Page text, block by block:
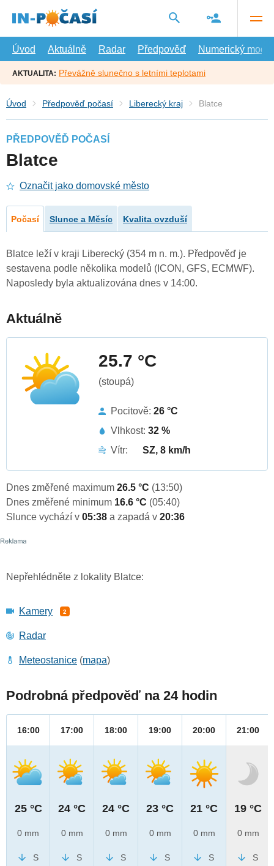
hlavní
Úvod
Aktuálně Radar Předpověď Numerický model
AKTUALITA: Převážně slunečno s letními teplotami
Úvod Předpověď počasí Liberecký kraj Blatce
PŘEDPOVĚĎ POČASÍ
Blatce
Označit jako domovské město
Počasí Slunce a Měsíc Kvalita ovzduší
Blatce leží v kraji Liberecký (354 m n. m.). Předpověď je
sestavena podle několika modelů (ICON, GFS, ECMWF).
Naposledy byla aktualizována dnes v 14:00.
Aktuálně
25.7 °C
(stoupá)
Pocitově: 26 °C
Vlhkost: 32 %
Vítr:
SZ, 8 km/h
Dnes změřené maximum 26.5 °C (13:50)
Dnes změřené minimum 16.6 °C (05:40)
Slunce vychází v 05:38 a zapadá v 20:36
Nepřehlédněte z lokality Blatce:
Kamery 2
Radar
Meteostanice (mapa)
Podrobná předpověď na 24 hodin
16:00
25 °C
0 mm
S
17:00
24 °C
0 mm
S
18:00
24 °C
0 mm
S
19:00
23 °C
0 mm
S
20:00
21 °C
0 mm
S
21:00
19 °C
0 mm
S